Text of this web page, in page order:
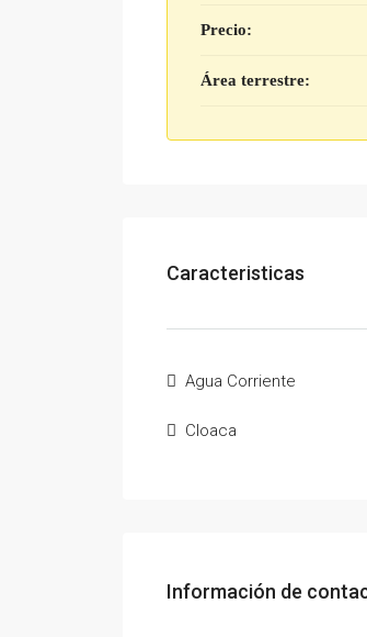
Precio:
Área terrestre:
Caracteristicas
Agua Corriente
Cloaca
Información de